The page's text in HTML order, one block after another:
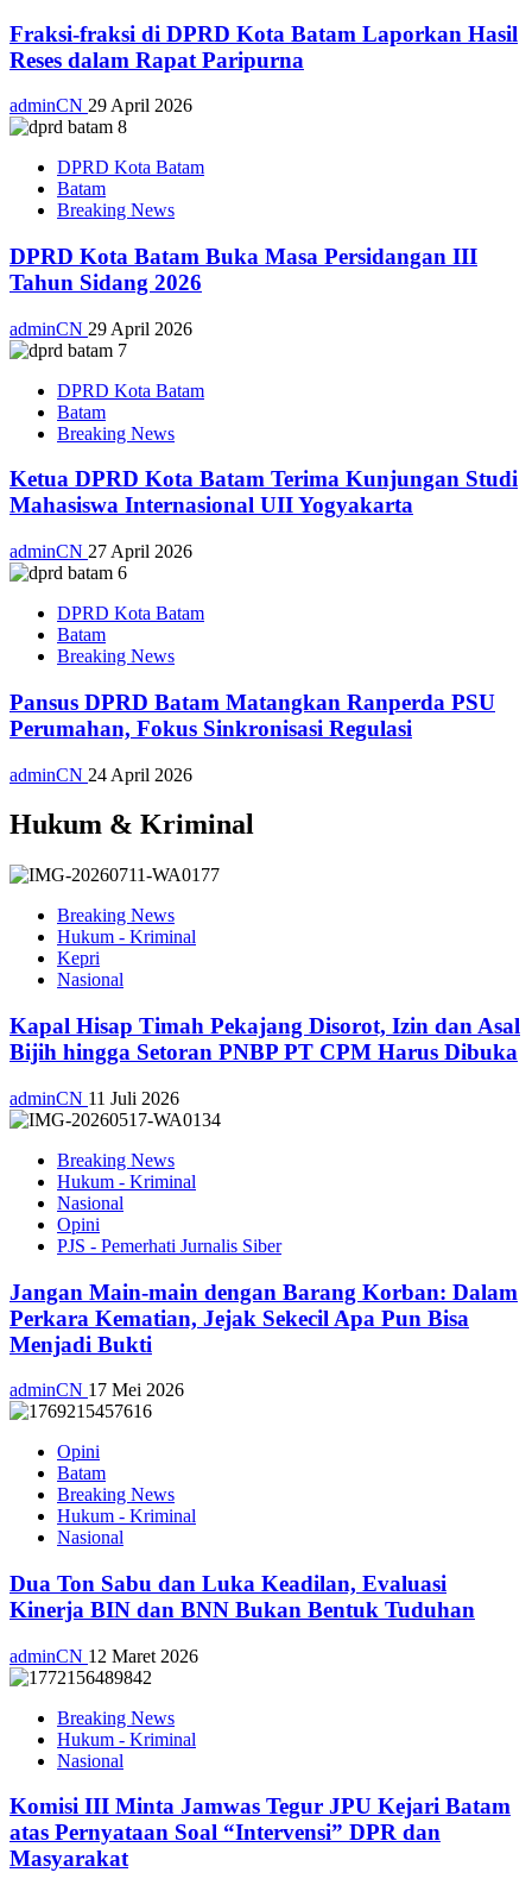
Fraksi-fraksi di DPRD Kota Batam Laporkan Hasil
Reses dalam Rapat Paripurna
adminCN 29 April 2026
DPRD Kota Batam
Batam
Breaking News
DPRD Kota Batam Buka Masa Persidangan III
Tahun Sidang 2026
adminCN 29 April 2026
DPRD Kota Batam
Batam
Breaking News
Ketua DPRD Kota Batam Terima Kunjungan Studi
Mahasiswa Internasional UII Yogyakarta
adminCN 27 April 2026
DPRD Kota Batam
Batam
Breaking News
Pansus DPRD Batam Matangkan Ranperda PSU
Perumahan, Fokus Sinkronisasi Regulasi
adminCN 24 April 2026
Hukum & Kriminal
Breaking News
Hukum - Kriminal
Kepri
Nasional
Kapal Hisap Timah Pekajang Disorot, Izin dan Asal
Bijih hingga Setoran PNBP PT CPM Harus Dibuka
adminCN 11 Juli 2026
Breaking News
Hukum - Kriminal
Nasional
Opini
PJS - Pemerhati Jurnalis Siber
Jangan Main-main dengan Barang Korban: Dalam
Perkara Kematian, Jejak Sekecil Apa Pun Bisa
Menjadi Bukti
adminCN 17 Mei 2026
Opini
Batam
Breaking News
Hukum - Kriminal
Nasional
Dua Ton Sabu dan Luka Keadilan, Evaluasi
Kinerja BIN dan BNN Bukan Bentuk Tuduhan
adminCN 12 Maret 2026
Breaking News
Hukum - Kriminal
Nasional
Komisi III Minta Jamwas Tegur JPU Kejari Batam
atas Pernyataan Soal “Intervensi” DPR dan
Masyarakat